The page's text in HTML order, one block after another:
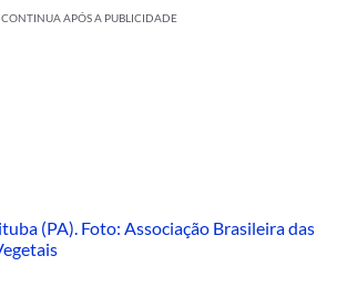
CONTINUA APÓS A PUBLICIDADE